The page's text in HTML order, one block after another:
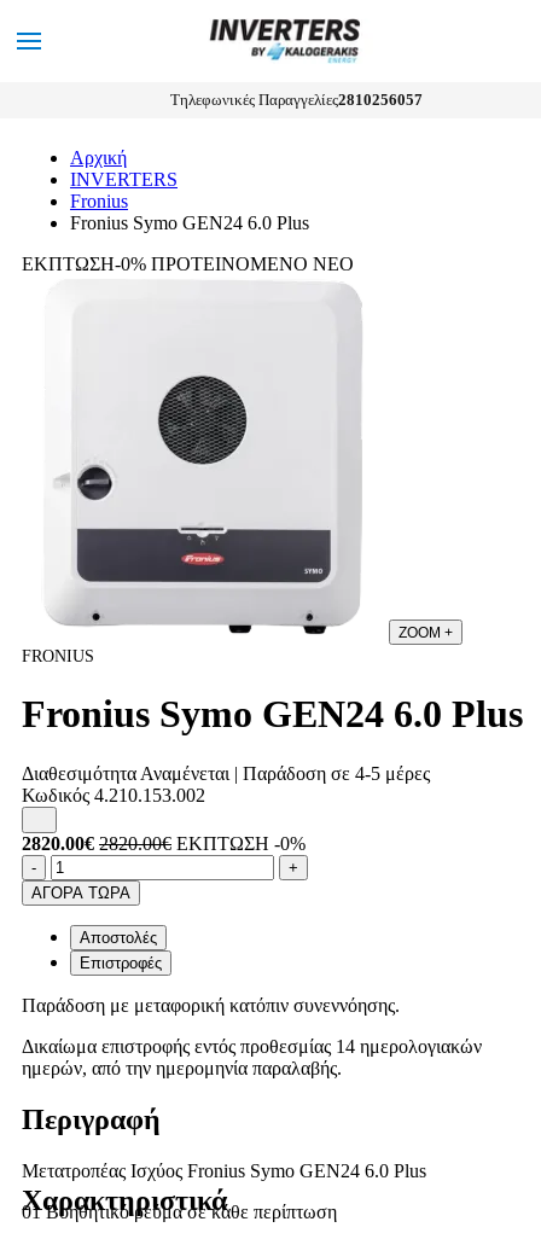
Τηλεφωνικές Παραγγελίες2810256057
MENU
Αρχική
INVERTERS
Fronius
Fronius Symo GEN24 6.0 Plus
ΕΚΠΤΩΣΗ-0% ΠΡΟΤΕΙΝΟΜΕΝΟ ΝΕΟ
ZOOM +
FRONIUS
Fronius Symo GEN24 6.0 Plus
Διαθεσιμότητα Αναμένεται | Παράδοση σε 4-5 μέρες
Κωδικός 4.210.153.002
2820.00€ 2820.00€ ΕΚΠΤΩΣΗ -0%
Ποσότητα
-product.increase.quantity +
ΑΓΟΡΑ ΤΩΡΑ
Αποστολές
Επιστροφές
Παράδοση με μεταφορική κατόπιν συνεννόησης.
Δικαίωμα επιστροφής εντός προθεσμίας 14 ημερολογιακών
ημερών, από την ημερομηνία παραλαβής.
Περιγραφή
Μετατροπέας Ισχύος Fronius Symo GEN24 6.0 Plus
01 Βοηθητικό ρεύμα σε κάθε περίπτωση
Χαρακτηριστικά